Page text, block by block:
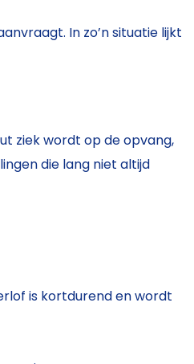
In zo’n situatie lijkt
ziek wordt op de opvang,
die lang niet altijd
is kortdurend en wordt